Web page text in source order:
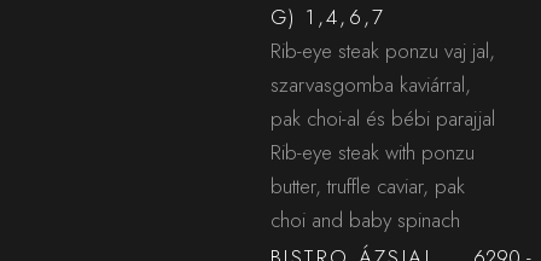
G) 1,4,6,7
Rib-eye steak ponzu vaj jal,
szarvasgomba kaviárral,
pak choi-al és bébi parajjal
Rib-eye steak with ponzu
butter, truffle caviar, pak
choi and baby spinach